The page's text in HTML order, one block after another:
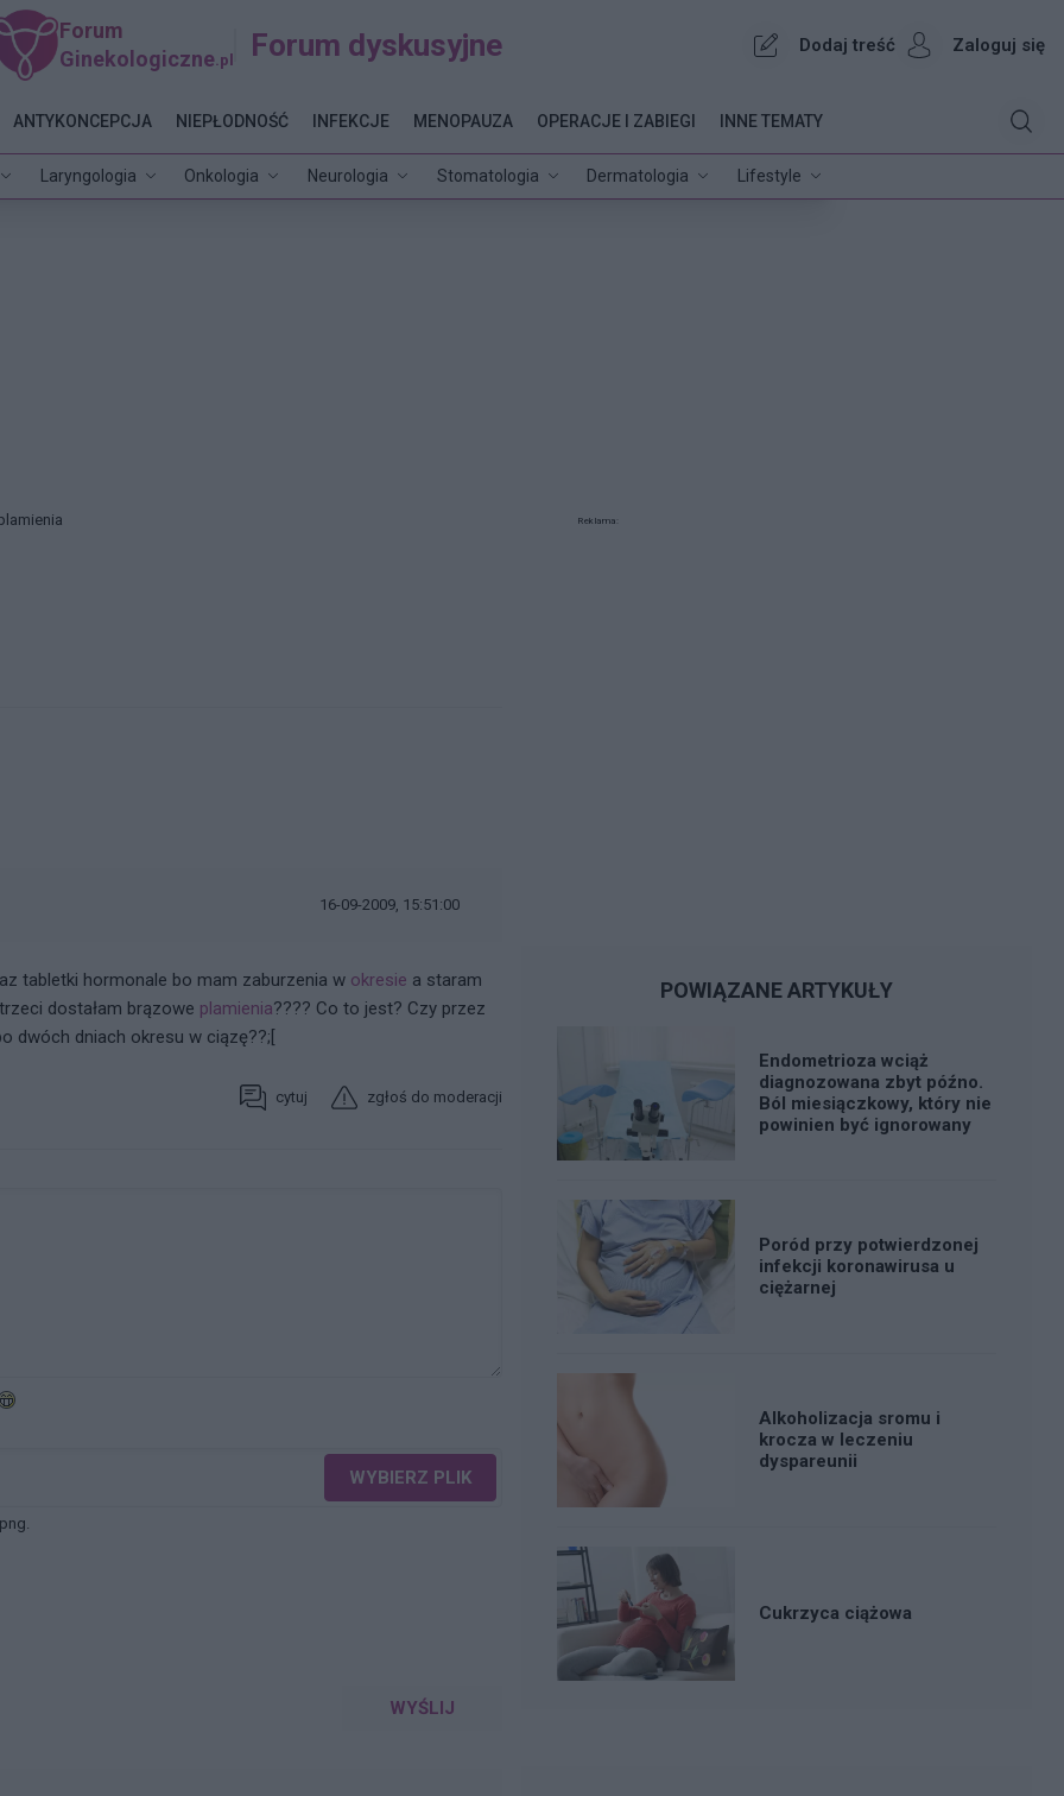
Forum
Ginekologiczne .pl Forum dyskusyjne Dodaj treść Zaloguj się
Laryngologia Onkologia Neurologia Stomatologia Dermatologia Lifestyle
ANTYKONCEPCJA NIEPŁODNOŚĆ INFEKCJE MENOPAUZA OPERACJE I ZABIEGI INNE TEMATY
16-09-2009, 15:51:00
tabletki hormonale bo mam zaburzenia w okresie a staram
dostałam brązowe plamienia???? Co to jest? Czy przez
dwóch dniach okresu w ciązę??;[
cytuj zgłoś do moderacji
WYBIERZ PLIK
WYŚLIJ
Reklama:
POWIĄZANE ARTYKUŁY
Endometrioza wciąż
diagnozowana zbyt późno.
Ból miesiączkowy, który nie
powinien być ignorowany
Poród przy potwierdzonej
infekcji koronawirusa u
ciężarnej
Alkoholizacja sromu i
krocza w leczeniu
dyspareunii
Cukrzyca ciążowa